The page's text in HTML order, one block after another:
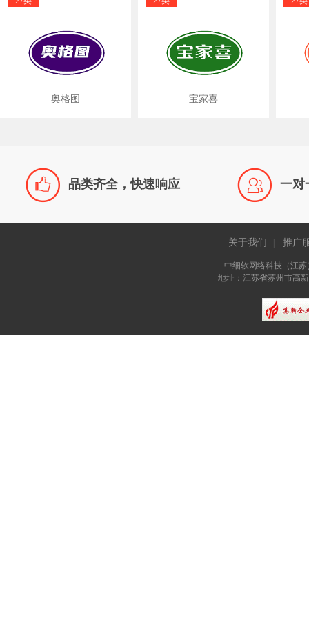
奥格图 宝家喜
 品类齐全，快速响应  一对
关于我们 推广
中细软网络科技（江
地址：江苏省苏州市高